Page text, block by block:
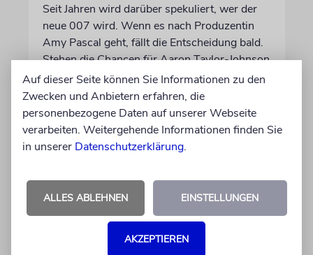
Seit Jahren wird darüber spekuliert, wer der
neue 007 wird. Wenn es nach Produzentin
Amy Pascal geht, fällt die Entscheidung bald.
Stehen die Chancen für Aaron Taylor-Johnson
weiterhin gut?
06.08.2026
Auf dieser Seite können Sie Informationen zu den
Zwecken und Anbietern erfahren, die
personenbezogene Daten auf unserer Webseite
verarbeiten. Weitergehende Informationen finden Sie
in unserer Datenschutzerklärung.
ALLES ABLEHNEN EINSTELLUNGEN
AKZEPTIEREN